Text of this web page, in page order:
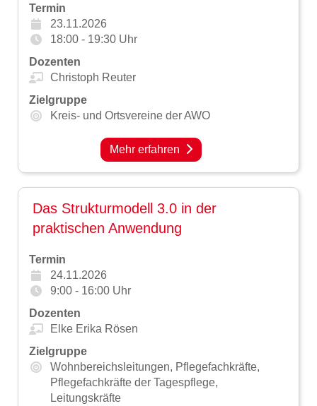
Termin
23.11.2026
18:00 - 19:30 Uhr
Dozenten
Christoph Reuter
Zielgruppe
Kreis- und Ortsvereine der AWO
Mehr erfahren
Das Strukturmodell 3.0 in der
praktischen Anwendung
Termin
24.11.2026
9:00 - 16:00 Uhr
Dozenten
Elke Erika Rösen
Zielgruppe
Wohnbereichsleitungen, Pflegefachkräfte,
Pflegefachkräfte der Tagespflege,
Leitungskräfte